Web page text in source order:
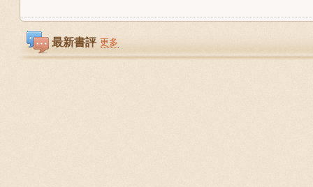
最新書評 更多